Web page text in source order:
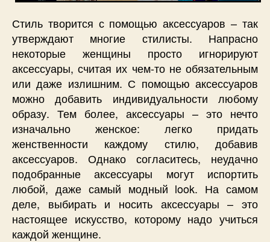
Стиль творится с помощью аксессуаров – так
утверждают многие стилисты. Напрасно
некоторые женщины просто игнорируют
аксессуары, считая их чем-то не обязательным
или даже излишним. С помощью аксессуаров
можно добавить индивидуальности любому
образу. Тем более, аксессуары – это нечто
изначально женское: легко придать
женственности каждому стилю, добавив
аксессуаров. Однако согласитесь, неудачно
подобранные аксессуары могут испортить
любой, даже самый модный look. На самом
деле, выбирать и носить аксессуары – это
настоящее искусство, которому надо учиться
каждой женщине.